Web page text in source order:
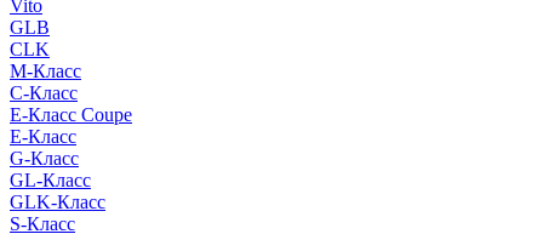
Vito
GLB
CLK
M-Класс
C-Класс
E-Класс Coupe
E-Класс
G-Класс
GL-Класс
GLK-Класс
S-Класс